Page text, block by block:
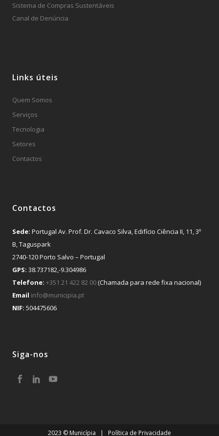
Sistema de Compras Sustentáveis
Canal de Denúncia
Links úteis
Quem Somos
Serviços
Tecnologia
Setores
Contactos
Contactos
Sede: Portugal Av. Prof. Dr. Cavaco Silva, Edifício Ciência II, 11, 3º
B, Taguspark
2740-120 Porto Salvo – Portugal
GPS: 38.737182,-9.304986
Telefone: +351 21 422 82 00(Chamada para rede fixa nacional)
Email info@municipia.pt
NIF: 504475606
Siga-nos
2023 © Municípia | Política de Privacidade